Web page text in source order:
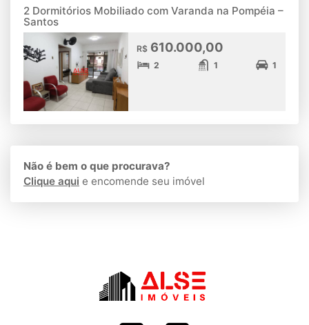
2 Dormitórios Mobiliado com Varanda na Pompéia –
Santos
R$ 610.000,00
2 1 1
Não é bem o que procurava?
Clique aqui e encomende seu imóvel